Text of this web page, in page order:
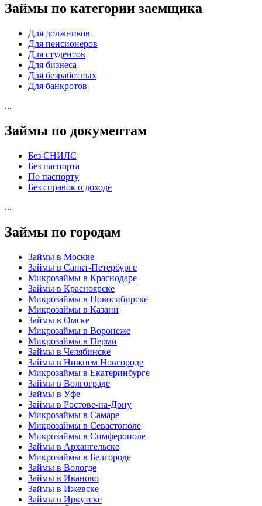
Займы по категории заемщика
Для должников
Для пенсионеров
Для студентов
Для бизнеса
Для безработных
Для банкротов
...
Займы по документам
Без СНИЛС
Без паспорта
По паспорту
Без справок о доходе
...
Займы по городам
Займы в Москве
Займы в Санкт-Петербурге
Микрозаймы в Краснодаре
Займы в Красноярске
Микрозаймы в Новосибирске
Микрозаймы в Казани
Займы в Омске
Микрозаймы в Воронеже
Микрозаймы в Перми
Займы в Челябинске
Займы в Нижнем Новгороде
Микрозаймы в Екатеринбурге
Займы в Волгограде
Займы в Уфе
Займы в Ростове-на-Дону
Микрозаймы в Самаре
Микрозаймы в Севастополе
Микрозаймы в Симферополе
Займы в Архангельске
Микрозаймы в Белгороде
Займы в Вологде
Займы в Иваново
Займы в Ижевске
Займы в Иркутске